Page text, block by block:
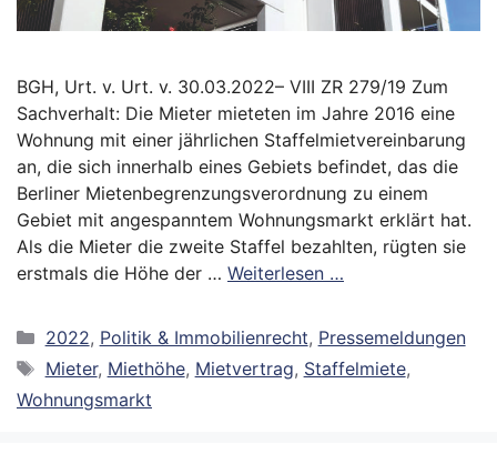
BGH, Urt. v. Urt. v. 30.03.2022– VIII ZR 279/19 Zum
Sachverhalt: Die Mieter mieteten im Jahre 2016 eine
Wohnung mit einer jährlichen Staffelmietvereinbarung
an, die sich innerhalb eines Gebiets befindet, das die
Berliner Mietenbegrenzungsverordnung zu einem
Gebiet mit angespanntem Wohnungsmarkt erklärt hat.
Als die Mieter die zweite Staffel bezahlten, rügten sie
erstmals die Höhe der … Weiterlesen …
Kategorien
2022, Politik & Immobilienrecht, Pressemeldungen
Schlagwörter
Mieter, Miethöhe, Mietvertrag, Staffelmiete,
Wohnungsmarkt